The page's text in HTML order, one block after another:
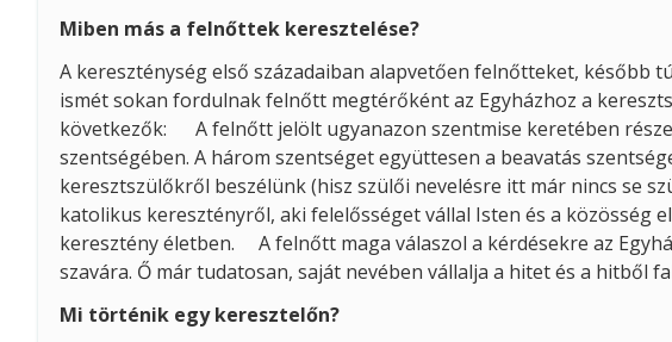
Miben más a felnőttek keresztelése?
A kereszténység első századaiban alapvetően felnőtteket, később
ismét sokan fordulnak felnőtt megtérőként az Egyházhoz a
következők: A felnőtt jelölt ugyanazon szentmise keretében
szentségében. A három szentséget együttesen a beavatás
keresztszülőkről beszélünk (hisz szülői nevelésre itt már nincs se
katolikus keresztényről, aki felelősséget vállal Isten és a közösség
keresztény életben. A felnőtt maga válaszol a kérdésekre az
szavára. Ő már tudatosan, saját nevében vállalja a hitet és a hitből
Mi történik egy keresztelőn?